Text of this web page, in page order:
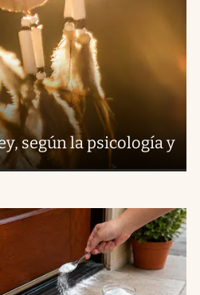
según la psicología y